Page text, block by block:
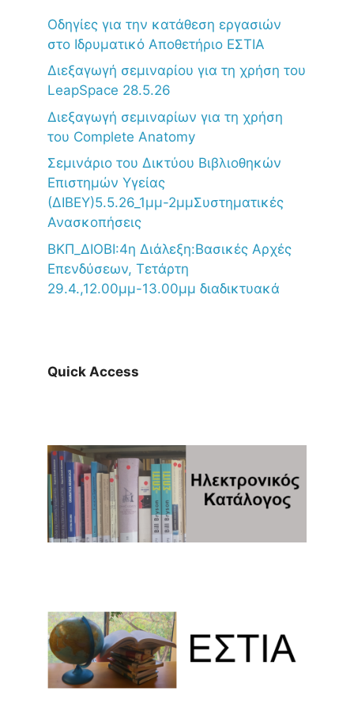
Oδηγίες για την κατάθεση εργασιών
στο Ιδρυματικό Αποθετήριο ΕΣΤΙΑ
Διεξαγωγή σεμιναρίου για τη χρήση του
LeapSpace 28.5.26
Διεξαγωγή σεμιναρίων για τη χρήση
του Complete Anatomy
Σεμινάριο του Δικτύου Βιβλιοθηκών
Επιστημών Υγείας
(ΔΙΒΕΥ)5.5.26_1μμ-2μμΣυστηματικές
Ανασκοπήσεις
ΒΚΠ_ΔΙΟΒΙ:4η Διάλεξη:Βασικές Αρχές
Επενδύσεων, Τετάρτη
29.4.,12.00μμ-13.00μμ διαδικτυακά
Quick Access